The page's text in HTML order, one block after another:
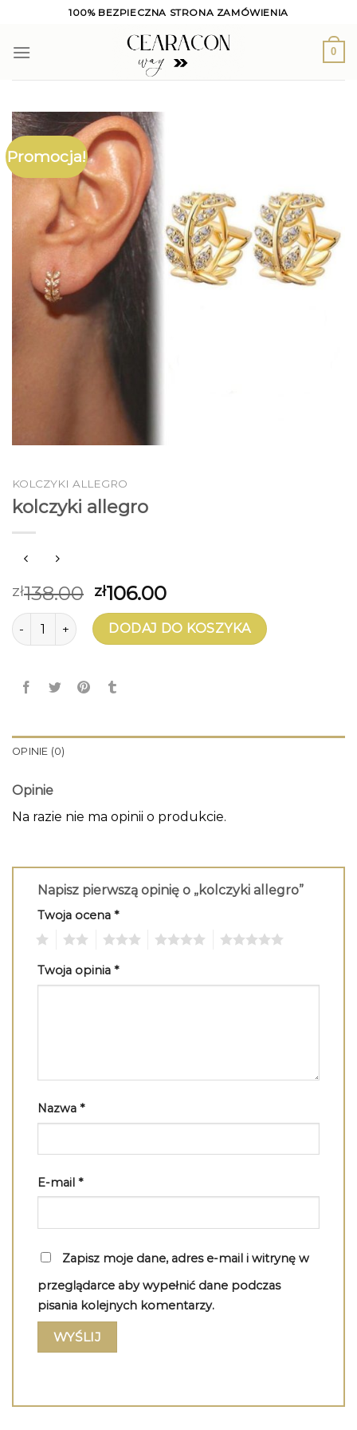
content
100% BEZPIECZNA STRONA ZAMÓWIENIA
0
Promocja!
KOLCZYKI ALLEGRO
kolczyki allegro
zł138.00 zł106.00
ilość kolczyki allegroDODAJ DO KOSZYKA
OPINIE (0)
Opinie
Na razie nie ma opinii o produkcie.
Napisz pierwszą opinię o „kolczyki allegro”
Twoja ocena *
Twoja opinia *
Nazwa *
E-mail *
Zapisz moje dane, adres e-mail i witrynę w
przeglądarce aby wypełnić dane podczas
pisania kolejnych komentarzy.